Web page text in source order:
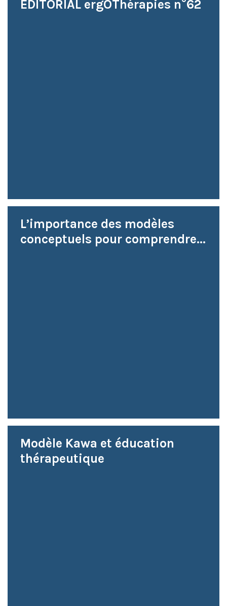
ÉDITORIAL ergOThérapies n°62
L’importance des modèles
conceptuels pour comprendre...
Modèle Kawa et éducation
thérapeutique